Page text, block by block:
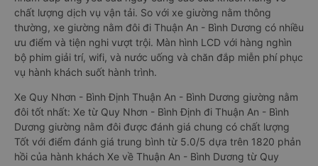
chất lượng dịch vụ vận tải. So với xe giường nằm thông
thường, xe giường nằm đôi đi Thuận An - Bình Dương có nhiều
ưu điểm và tiện nghi vượt trội. Màn hình LCD với hàng nghìn
bộ phim giải trí, wifi, và nước uống và chăn đắp miễn phí phục
vụ hành khách suốt hành trình.
Xe Quy Nhơn - Bình Định Thuận An - Bình Dương giường nằm
đôi tốt nhất: Xe từ Quy Nhơn - Bình Định đi Thuận An - Bình
Dương giường nằm đôi được đánh giá chung có chất lượng
Tốt với điểm đánh giá trung bình từ 5.0/5 dựa trên 1820 phản
hồi của hành khách Xe về Thuận An - Bình Dương từ Quy